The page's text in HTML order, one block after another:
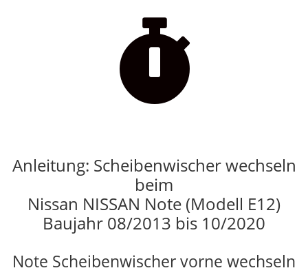

Anleitung: Scheibenwischer wechseln
beim
Nissan NISSAN Note (Modell E12)
Baujahr 08/2013 bis 10/2020
Note Scheibenwischer vorne wechseln